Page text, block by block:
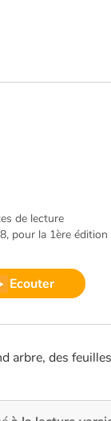
de lecture
, pour la 1ère
Ecouter
arbre, des